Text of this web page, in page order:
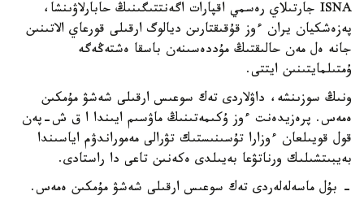
ISNA جارتىلاي رەسمي اقپارات اگەنتتىگىنىڭ حابارلاۋىنشا،
پەزەشكيان يران ءوز قۇقىقتارىن ديالوگ ارقىلى قورعاي الاتىنىن
جانە ەل مەن حالىقتىڭ مۇددەسىنەن باسقا ەشتەڭەگە
ۇمتىلمايتىنىن ايتتى.
ونىڭ سوزىنشە، داۋلاردى تەك سوعىس ارقىلى شەشۋ مۇمكىن
ەمەس. پرەزيدەنت ءوز ۇكىمەتىنىڭ ماۋسىم ايىندا ا ق ش-پەن
قول قويىلعان ءوزارا تۇسىنىستىك تۋرالى مەموراندۋم اياسىندا
بەيبىتشىلىك ورناتۋعا بەيىلدى ەكەنىن تاعى دا راستادى.
- بۇل ماسەلەلەردى تەك سوعىس ارقىلى شەشۋ مۇمكىن ەمەس.